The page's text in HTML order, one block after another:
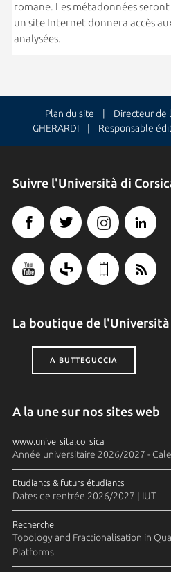
romane. Les métadonnées
un site Internet donnera accès
analysées.
Plan du site | Directeur de
GHERARDI | Responsable
Suivre l'Università di
La boutique de l'Università
A BUTTEGUCCIA
A la une sur nos sites web
www.universita.corsica
Année universitaire 2026/2027 -
Etudiants & futurs étudiants
Dates de rentrée 2026/2027 | IUT
Recherche
Topology and Fractionalisation in
Platforms